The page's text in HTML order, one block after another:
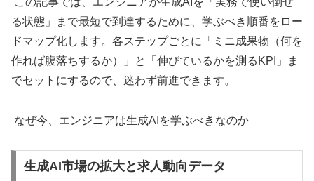
る状態」まで最短で到達するために、学ぶべき順番をロー
ドマップ化します。各ステップごとに「ミニ成果物（何を
作れば腹落ちするか）」と「伸びているかを測るKPI」ま
でセットにするので、迷わず前進できます。
なぜ今、エンジニアは生成AIを学ぶべきなのか
生成AI市場の拡大と求人動向データ